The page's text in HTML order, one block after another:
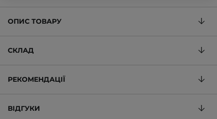
ОПИС ТОВАРУ
СКЛАД
РЕКОМЕНДАЦІЇ
ВІДГУКИ